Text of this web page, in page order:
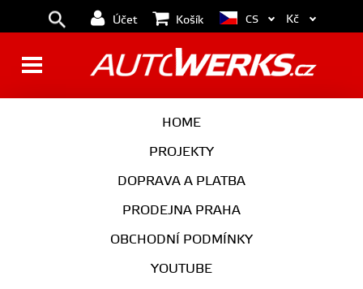
Účet Košík
HOME
PROJEKTY
DOPRAVA A PLATBA
PRODEJNA PRAHA
OBCHODNÍ PODMÍNKY
YOUTUBE
CS Kč